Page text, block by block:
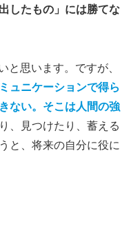
したもの」には勝てな
思います。ですが、
ュニケーションで得ら
ない。そこは人間の強
、見つけたり、蓄える
と、将来の自分に役に